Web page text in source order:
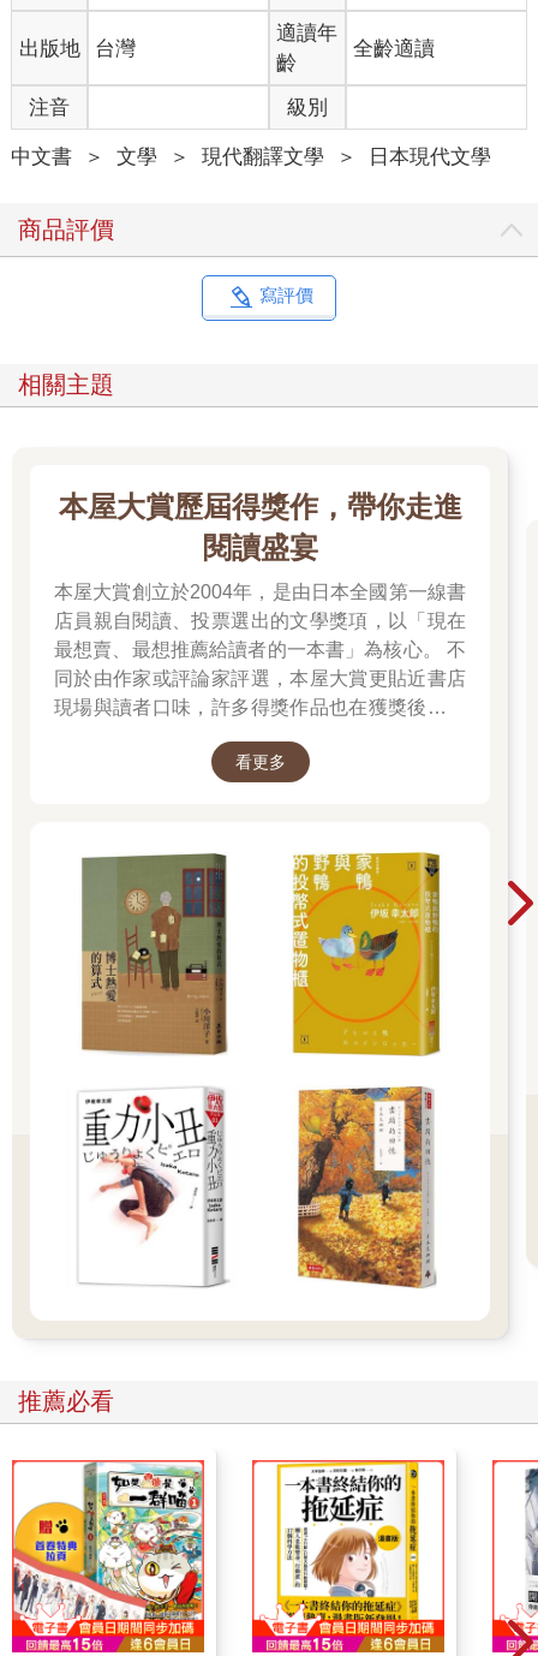
這所健康道場，沒什麼理由可說。只是有一天，有個時刻，聖靈
潛入我心中，我淚流滿面，獨自哭了很久，然後漸漸覺得身體輕
盈起來，頭腦清爽透明。從那時起，我變成迥然不同的人，旋即
將過去隱瞞的事，告訴母親：
「我咳血了。」
於是父親為我挑了這所位於山腰的健康道場。事情真的只是這
那一天呀，那天的中午呀，幾乎是奇蹟，聽到從天而降的天皇玉
音宣告終戰詔書，我淚流滿面的時候。
處，現在依然恍如置身夢境。大船輕快地離岸。我只能隱約預感
到，這艘船的航線，是全世界沒人經歷過的全新處女航線。但以
上，隨著上天的潮流前進。
但是，你可千萬不要誤解。我絕非過於絕望而陷入虛無。只要是
猜疑、陰險、飢餓、憎惡等，所有不幸的蟲子都爬了出來，嗡嗡
嗡地到處亂飛，遮蔽了天空。從此，人類永遠在不幸中掙扎。但
這盒子的角落，留了一顆宛如芥菜種子閃閃發亮的小石子。這顆
小石子上，隱約寫著「希望」二字。
人類是不可能絕望的，這是自古以來的常規。儘管人類頻頻被希
望欺騙，但同樣也被「絕望」這個觀念欺騙。我們就打開天窗說
亮話吧。縱使人類被推落不幸的深淵，在谷底痛苦掙扎，依然會
伸手摸索一絲希望的細線。這已是從潘朵拉盒子以來，奧林帕斯
岸邊，搶先一步輕快地向前航行。沒有任何阻塞。那是宛如植物
蔓藤的伸展，類似超越意識的天然向光性。
我說真的，今後說話別再裝模作樣了，也不要隨便把別人當作非
國民加以譴責。這只會讓這不幸的世界，更加陰鬱。越會譴責別
人的人，越會在暗地裡做壞事。雖然這次的戰爭又輸了，但願接
下來別再有因打敗仗而急忙捏造逃避一時的搪塞之詞，企圖撈取
好處的政客就好。日本就是被這種膚淺的粉飾搞垮的，今後真的
要千萬當心。若再重蹈覆轍，恐怕會遭全世界唾棄。別再浮誇吹
牛，做個更耿直單純的人吧。新造的大船，已航向海洋。
然而這天，我照樣去田裡幹活。你聽了可能會苦笑吧？但你要知
道，這對我不是可笑之事。我真的覺得，除此之外，沒有我應該
採取的態度。真的很無奈。幾經迷惘苦思，我最後才下定決心以
去，這是我的夙願。對，我什麼都不在乎了，只想早點死掉。就
面帶微笑的母親，這回表情嚴肅得宛如變了一個人。
父親要我坐在他起居室的收音機前，到了正午時分，天皇的玉音
廣播使我淚流滿面，覺得有一道神奇的光射進我心裡，恍如踏上
了截然不同的世界，又像坐上了搖搖晃晃的大船。驀然回神後，
我已非昔日的我。
我絕非自負地認為，自己已頓悟死生一如的道理。但生和死，其
實是一樣的吧？因為無論生死，都同樣令人痛苦。勉強急著要去
死的人，大多是裝模作樣。我過去吃的苦，只不過是為了粉飾自
己的面子所付出的辛苦。老套的裝模作樣就免了吧。你在信中提
到「悲痛的決定」這句話，然而悲痛這個詞，對現在的我，只覺
出版地 台灣
適讀年
齡
全齡適讀
注音 級別
中文書 ＞ 文學 ＞ 現代翻譯文學 ＞ 日本現代文學
商品評價
寫評價
相關主題
本屋大賞歷屆得獎作，帶你走進
閱讀盛宴
本屋大賞創立於2004年，是由日本全國第一線書
店員親自閱讀、投票選出的文學獎項，以「現在
最想賣、最想推薦給讀者的一本書」為核心。 不
同於由作家或評論家評選，本屋大賞更貼近書店
現場與讀者口味，許多得獎作品也在獲獎後成為
暢銷書，並改編為電影、戲劇或動畫。除了日本
小說的一般部門，也設有翻譯小說部門與發掘部
店員的推薦，往往就能遇見一個令人捨不得闔上
看更多
推薦必看